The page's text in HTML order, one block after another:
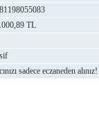
TL
sadece eczaneden alınız!